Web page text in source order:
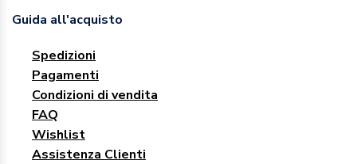
Guida all'acquisto
Spedizioni
Pagamenti
Condizioni di vendita
FAQ
Wishlist
Assistenza Clienti